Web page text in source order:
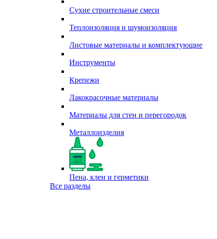
Сухие строительные смеси
Теплоизоляция и шумоизоляция
Листовые материалы и комплектующие
Инструменты
Крепежи
Лакокрасочные материалы
Материалы для стен и перегородок
Металлоизделия
Пена, клеи и герметики
Все разделы